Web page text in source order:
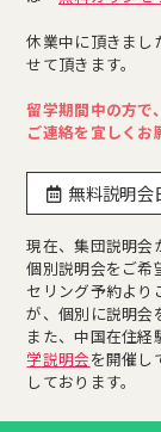
休業中に頂きまし
せて頂きます。
留学期間中の方で
ご連絡を宜しくお
無料説明会
現在、集団説明会
個別説明会をご希
セリング予約より
が、個別に説明会
また、中国在住経
学説明会を開催し
しております。